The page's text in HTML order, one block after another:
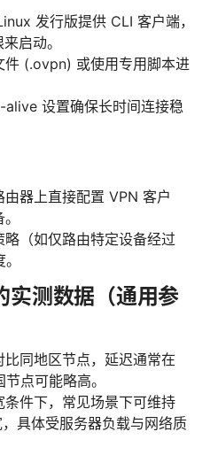
发行版提供 CLI 客户端，
启动。
件 (.ovpn) 或使用专用脚本进
设置确保长时间连接稳
器上直接配置 VPN 客户
（如仅路由特定设备经过
实测数据（通用参
同地区节点，延迟通常在
点可能略高。
件下，常见场景下可维持
具体受服务器负载与网络质